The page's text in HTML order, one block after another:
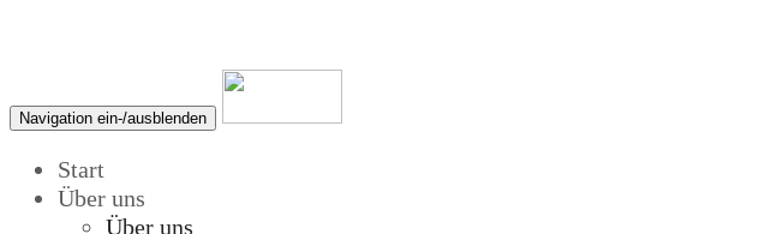
Navigation ein-/ausblenden
Start
Über uns
Über uns